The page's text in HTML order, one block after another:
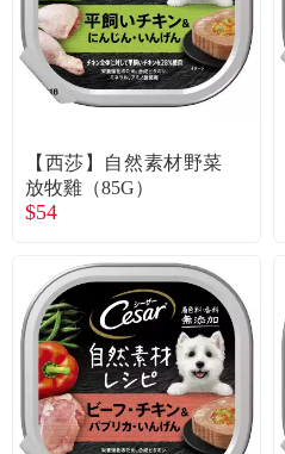
【西莎】自然素材野菜
放牧雞（85G）
$54